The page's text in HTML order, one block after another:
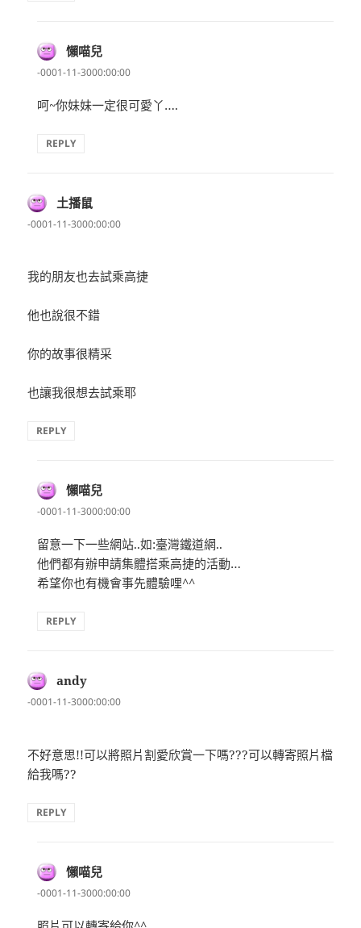
懶喵兒
示:
-0001-11-3000:00:00
呵~你妹妹一定很可愛丫….
REPLY
土播鼠
示:
-0001-11-3000:00:00
我的朋友也去試乘高捷
他也說很不錯
你的故事很精采
也讓我很想去試乘耶
REPLY
懶喵兒
示:
-0001-11-3000:00:00
留意一下一些網站..如:臺灣鐵道網..
他們都有辦申請集體搭乘高捷的活動…
希望你也有機會事先體驗哩^^
REPLY
andy
示:
-0001-11-3000:00:00
不好意思!!可以將照片割愛欣賞一下嗎???可以轉寄照片檔
給我嗎??
REPLY
懶喵兒
示:
-0001-11-3000:00:00